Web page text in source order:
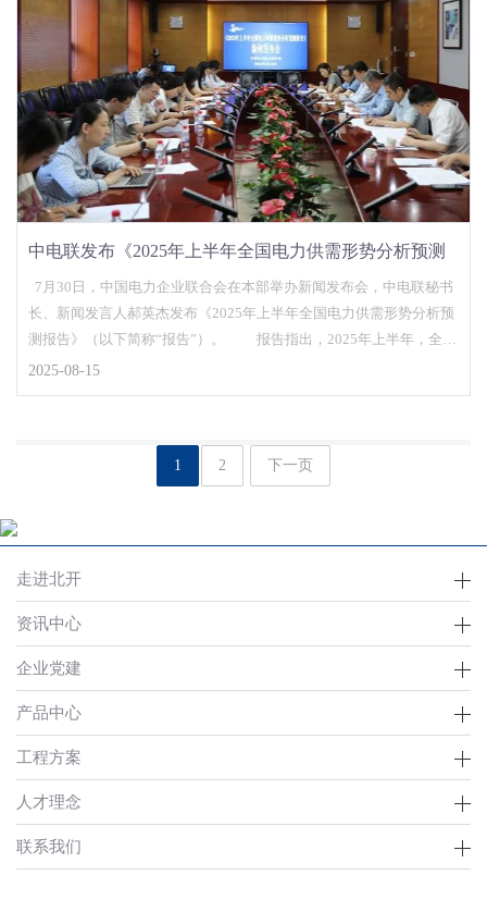
中电联发布《2025年上半年全国电力供需形势分析预测
报告》
7月30日，中国电力企业联合会在本部举办新闻发布会，中电联秘书
长、新闻发言人郝英杰发布《2025年上半年全国电力供需形势分析预
测报告》（以下简称“报告”）。 报告指出，2025年上半年，全国
全社会用电量4.84万亿千瓦时，同比增长3.7%。电力生产供应方面，
量的比重近九成。上半年新能源发电量合计占全口径总发电量比重为
26.0%，比上年同期提高4.4个百分点，电力行业绿色低碳转型成效显
2025-08-15
1 2 下一页
走进北开
资讯中心
企业党建
产品中心
工程方案
人才理念
联系我们